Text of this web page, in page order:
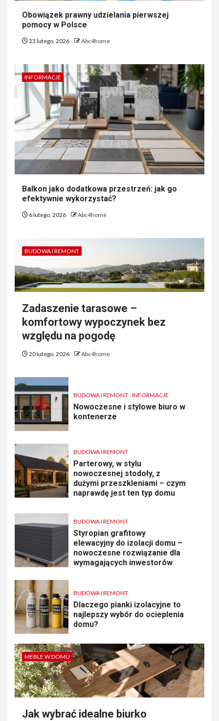
Obowiązek prawny udzielania pierwszej
pomocy w Polsce
23 lutego, 2026 Abc4home
INFORMACJE
Balkon jako dodatkowa przestrzeń: jak go
efektywnie wykorzystać?
6 lutego, 2026 Abc4home
BUDOWA I REMONT
Zadaszenie tarasowe –
komfortowy wypoczynek bez
względu na pogodę
20 lutego, 2026 Abc4home
BUDOWA I REMONT INFORMACJE
Nowoczesne i stylowe biuro w
kontenerze
BUDOWA I REMONT
Parterowy, w stylu
nowoczesnej stodoły, z
dużymi przeszkleniami – czym
naprawdę jest ten typ domu
BUDOWA I REMONT
Styropian grafitowy
elewacyjny do izolacji domu –
nowoczesne rozwiązanie dla
wymagających inwestorów
BUDOWA I REMONT
Dlaczego pianki izolacyjne to
najlepszy wybór do ocieplenia
domu?
MEBLE W DOMU
Jak wybrać idealne biurko